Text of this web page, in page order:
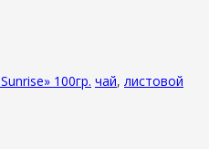
100гр. чай, листовой